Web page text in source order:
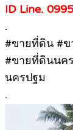
ID Line.
.
#ขายที่ดิน #
#ขายที่ดินนค
นครปฐม
.